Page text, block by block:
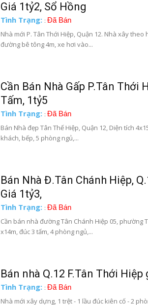
Giá 1tỷ2, Sổ Hồng
Tình Trạng: : Đã Bán
Nhà mới P. Tân Thới Hiệp, Quận 12. Nhà xây
đường bê tông 4m, xe hơi vào...
Cần Bán Nhà Gấp P.Tân Thới
Tấm, 1tỷ5
Tình Trạng: : Đã Bán
Bán Nhà đẹp Tân Thế Hiệp, Quận 12, Diện tích
khách, bếp, 5 phòng ngủ,...
Bán Nhà Đ.Tân Chánh Hiệp,
Giá 1tỷ3,
Tình Trạng: : Đã Bán
Cần bán nhà đường Tân Chánh Hiệp 05, phường
x14m, đúc 3 tấm, 4 phòng ngủ,...
Bán nhà Q.12 F.Tân Thới Hiệp
Tình Trạng: : Đã Bán
Nhà mới xây dựng, 1 trệt - 1 lầu đúc kiên cố - 2